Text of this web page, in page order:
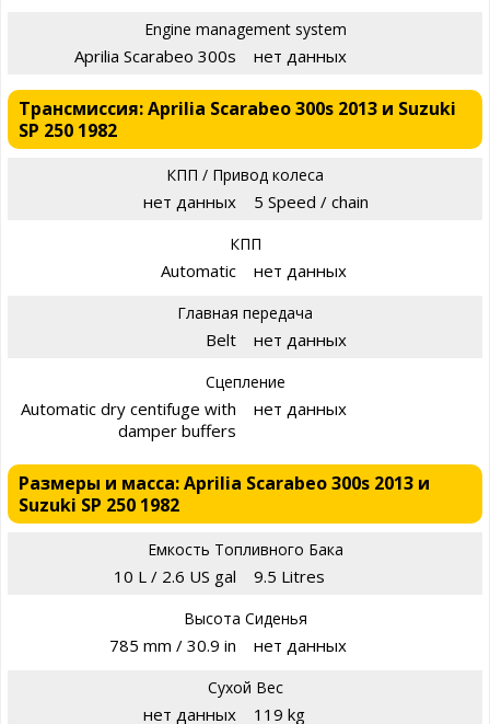
Engine management system
Aprilia Scarabeo 300s нет данных
Трансмиссия: Aprilia Scarabeo 300s 2013 и Suzuki
SP 250 1982
КПП / Привод колеса
нет данных 5 Speed / chain
КПП
Automatic нет данных
Главная передача
Belt нет данных
Сцепление
Automatic dry centifuge with
damper buffers
нет данных
Размеры и масса: Aprilia Scarabeo 300s 2013 и
Suzuki SP 250 1982
Емкость Топливного Бака
10 L / 2.6 US gal 9.5 Litres
Высота Сиденья
785 mm / 30.9 in нет данных
Сухой Вес
нет данных 119 kg